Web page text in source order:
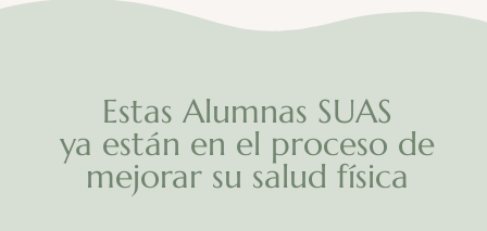
Estas Alumnas SUAS
ya están en el proceso de
mejorar su salud física